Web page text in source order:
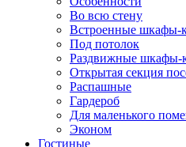
Во всю стену
Встроенные шкафы-
Под потолок
Раздвижные шкафы-
Открытая секция
Распашные
Гардероб
Для маленького
Эконом
Гостиные